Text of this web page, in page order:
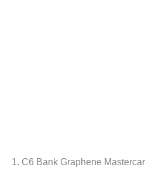
1. C6 Bank Graphene